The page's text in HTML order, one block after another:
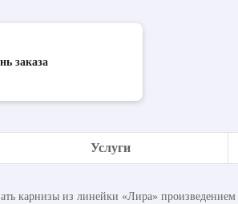
заказа
Услуги
карнизы из линейки «Лира»